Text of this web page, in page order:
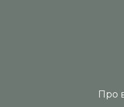
Про